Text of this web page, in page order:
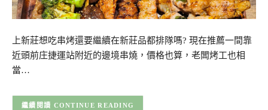
上新莊想吃串烤還要繼續在新莊品都排隊嗎? 現在推薦一間靠
近頭前庄捷運站附近的邊境串燒，價格也算，老闆烤工也相
當…
CONTINUE READING